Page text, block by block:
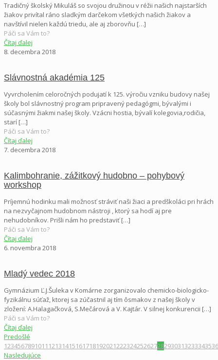
Tradičný školský Mikuláš so svojou družinou v réžii našich najstarších
žiakov privítal ráno sladkým darčekom všetkých našich žiakov a
navštívil nielen každú triedu, ale aj zborovňu […]
Páči sa Vám to?
Čítaj ďalej
8. decembra 2018
Slávnostná akadémia 125
Vyvrcholením celoročných podujatí k 125. výročiu vzniku budovy našej
školy bol slávnostný program pripravený pedagógmi, bývalými i
súčasnými žiakmi našej školy. Vzácni hostia, bývalí kolegovia,rodičia,
starí […]
Páči sa Vám to?
Čítaj ďalej
7. decembra 2018
Kalimbohranie, zážitkový hudobno – pohybový
workshop
Príjemnú hodinku mali možnosť stráviť naši žiaci a predškoláci pri hrách
na nezvyčajnom hudobnom nástroji , ktorý sa hodí aj pre
nehudobníkov. Prišli nám ho predstaviť[…]
Páči sa Vám to?
Čítaj ďalej
6. novembra 2018
Mladý vedec 2018
Gymnázium Ľ.J.Šuleka v Komárne zorganizovalo chemicko-biologicko-
fyzikálnu súťaž, ktorej sa zúčastnil aj tím ôsmakov z našej školy v
zložení: A.Halagačková, S.Mečárová a V. Kajtár. V silnej konkurencii […]
Páči sa Vám to?
Čítaj ďalej
Predošlé
1234567891011 12131415161718192021222324252627282930313233343536
Nasledujúce